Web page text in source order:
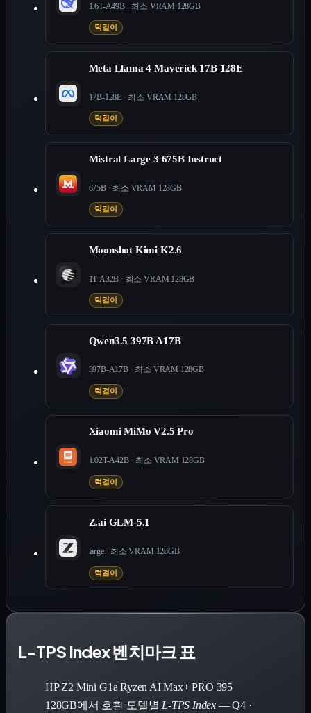
1.6T-A49B· 최소 VRAM 128GB
턱걸이
Meta Llama 4 Maverick 17B 128E
17B-128E · 최소 VRAM 128GB
턱걸이
Mistral Large 3 675B Instruct
675B· 최소 VRAM 128GB
턱걸이
Moonshot Kimi K2.6
1T-A32B · 최소 VRAM 128GB
턱걸이
Qwen3.5 397B A17B
397B-A17B· 최소 VRAM 128GB
턱걸이
Xiaomi MiMo V2.5 Pro
1.02T-A42B· 최소 VRAM 128GB
턱걸이
Z.ai GLM-5.1
large· 최소 VRAM 128GB
턱걸이
L-TPS Index 벤치마크 표
HP Z2 Mini G1a Ryzen AI Max+ PRO 395
128GB에서 호환 모델별 L-TPS Index — Q4 ·